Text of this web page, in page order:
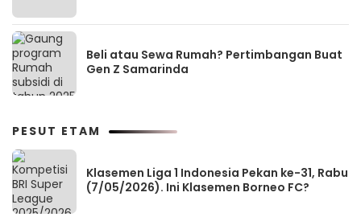
Beli atau Sewa Rumah? Pertimbangan Buat
Gen Z Samarinda
PESUT ETAM
Klasemen Liga 1 Indonesia Pekan ke-31, Rabu
(7/05/2026). Ini Klasemen Borneo FC?